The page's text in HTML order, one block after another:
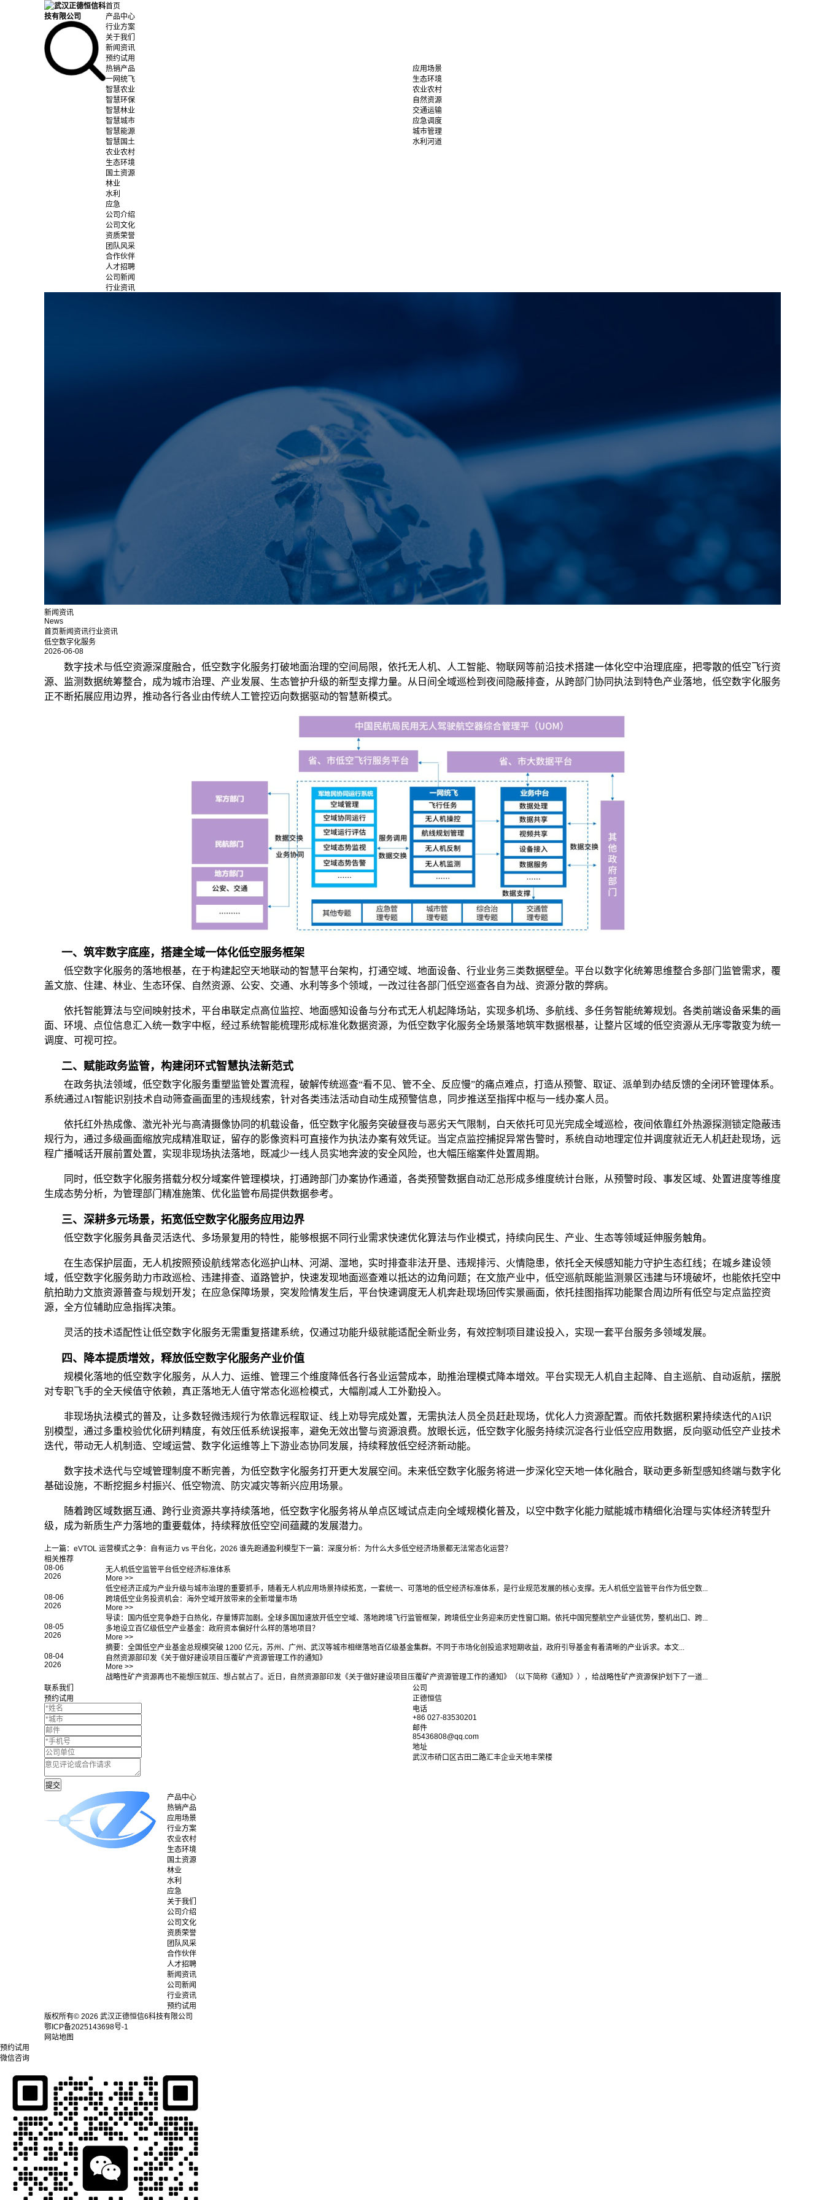
首页
产品中心
行业方案
关于我们
新闻资讯
预约试用
热销产品
一网统飞
智慧农业
智慧环保
智慧林业
智慧城市
智慧能源
智慧国土
应用场景
生态环境
农业农村
自然资源
交通运输
应急调度
城市管理
水利河道
农业农村
生态环境
国土资源
林业
水利
应急
公司介绍
公司文化
资质荣誉
团队风采
合作伙伴
人才招聘
公司新闻
行业资讯
新闻资讯
News
首页新闻资讯行业资讯
低空数字化服务
2026-06-08
数字技术与低空资源深度融合，低空数字化服务打破地面治理的空间局限，依托无人机、人工智能、物联网等前沿技术搭建一体化空中治理底座，把零散的低空飞行资
源、监测数据统筹整合，成为城市治理、产业发展、生态管护升级的新型支撑力量。从日间全域巡检到夜间隐蔽排查，从跨部门协同执法到特色产业落地，低空数字化服务
正不断拓展应用边界，推动各行各业由传统人工管控迈向数据驱动的智慧新模式。
一、筑牢数字底座，搭建全域一体化低空服务框架
低空数字化服务的落地根基，在于构建起空天地联动的智慧平台架构，打通空域、地面设备、行业业务三类数据壁垒。平台以数字化统筹思维整合多部门监管需求，覆
盖文旅、住建、林业、生态环保、自然资源、公安、交通、水利等多个领域，一改过往各部门低空巡查各自为战、资源分散的弊病。
依托智能算法与空间映射技术，平台串联定点高位监控、地面感知设备与分布式无人机起降场站，实现多机场、多航线、多任务智能统筹规划。各类前端设备采集的画
面、环境、点位信息汇入统一数字中枢，经过系统智能梳理形成标准化数据资源，为低空数字化服务全场景落地筑牢数据根基，让整片区域的低空资源从无序零散变为统一
调度、可视可控。
二、赋能政务监管，构建闭环式智慧执法新范式
在政务执法领域，低空数字化服务重塑监管处置流程，破解传统巡查“看不见、管不全、反应慢”的痛点难点，打造从预警、取证、派单到办结反馈的全闭环管理体系。
系统通过AI智能识别技术自动筛查画面里的违规线索，针对各类违法活动自动生成预警信息，同步推送至指挥中枢与一线办案人员。
依托红外热成像、激光补光与高清摄像协同的机载设备，低空数字化服务突破昼夜与恶劣天气限制，白天依托可见光完成全域巡检，夜间依靠红外热源探测锁定隐蔽违
规行为，通过多级画面缩放完成精准取证，留存的影像资料可直接作为执法办案有效凭证。当定点监控捕捉异常告警时，系统自动地理定位并调度就近无人机赶赴现场，远
程广播喊话开展前置处置，实现非现场执法落地，既减少一线人员实地奔波的安全风险，也大幅压缩案件处置周期。
同时，低空数字化服务搭载分权分域案件管理模块，打通跨部门办案协作通道，各类预警数据自动汇总形成多维度统计台账，从预警时段、事发区域、处置进度等维度
生成态势分析，为管理部门精准施策、优化监管布局提供数据参考。
三、深耕多元场景，拓宽低空数字化服务应用边界
低空数字化服务具备灵活迭代、多场景复用的特性，能够根据不同行业需求快速优化算法与作业模式，持续向民生、产业、生态等领域延伸服务触角。
在生态保护层面，无人机按照预设航线常态化巡护山林、河湖、湿地，实时排查非法开垦、违规排污、火情隐患，依托全天候感知能力守护生态红线；在城乡建设领
域，低空数字化服务助力市政巡检、违建排查、道路管护，快速发现地面巡查难以抵达的边角问题；在文旅产业中，低空巡航既能监测景区违建与环境破坏，也能依托空中
航拍助力文旅资源普查与规划开发；在应急保障场景，突发险情发生后，平台快速调度无人机奔赴现场回传实景画面，依托挂图指挥功能聚合周边所有低空与定点监控资
源，全方位辅助应急指挥决策。
灵活的技术适配性让低空数字化服务无需重复搭建系统，仅通过功能升级就能适配全新业务，有效控制项目建设投入，实现一套平台服务多领域发展。
四、降本提质增效，释放低空数字化服务产业价值
规模化落地的低空数字化服务，从人力、运维、管理三个维度降低各行各业运营成本，助推治理模式降本增效。平台实现无人机自主起降、自主巡航、自动返航，摆脱
对专职飞手的全天候值守依赖，真正落地无人值守常态化巡检模式，大幅削减人工外勤投入。
非现场执法模式的普及，让多数轻微违规行为依靠远程取证、线上劝导完成处置，无需执法人员全员赶赴现场，优化人力资源配置。而依托数据积累持续迭代的AI识
别模型，通过多重校验优化研判精度，有效压低系统误报率，避免无效出警与资源浪费。放眼长远，低空数字化服务持续沉淀各行业低空应用数据，反向驱动低空产业技术
迭代，带动无人机制造、空域运营、数字化运维等上下游业态协同发展，持续释放低空经济新动能。
数字技术迭代与空域管理制度不断完善，为低空数字化服务打开更大发展空间。未来低空数字化服务将进一步深化空天地一体化融合，联动更多新型感知终端与数字化
基础设施，不断挖掘乡村振兴、低空物流、防灾减灾等新兴应用场景。
随着跨区域数据互通、跨行业资源共享持续落地，低空数字化服务将从单点区域试点走向全域规模化普及，以空中数字化能力赋能城市精细化治理与实体经济转型升
级，成为新质生产力落地的重要载体，持续释放低空空间蕴藏的发展潜力。
上一篇： eVTOL 运营模式之争：自有运力 vs 平台化，2026 谁先跑通盈利模型 下一篇： 深度分析：为什么大多低空经济场景都无法常态化运营？
相关推荐
08-06
2026
无人机低空监管平台低空经济标准体系
More >>
低空经济正成为产业升级与城市治理的重要抓手，随着无人机应用场景持续拓宽，一套统一、可落地的低空经济标准体系，是行业规范发展的核心支撑。无人机低空监管平台作为低空数...
08-06
2026
跨境低空业务投资机会：海外空域开放带来的全新增量市场
More >>
导读：国内低空竞争趋于白热化，存量博弈加剧。全球多国加速放开低空空域、落地跨境飞行监管框架，跨境低空业务迎来历史性窗口期。依托中国完整航空产业链优势，整机出口、跨...
08-05
2026
多地设立百亿级低空产业基金：政府资本偏好什么样的落地项目？
More >>
摘要：全国低空产业基金总规模突破 1200 亿元，苏州、广州、武汉等城市相继落地百亿级基金集群。不同于市场化创投追求短期收益，政府引导基金有着清晰的产业诉求。本文...
08-04
2026
自然资源部印发《关于做好建设项目压覆矿产资源管理工作的通知》
More >>
战略性矿产资源再也不能想压就压、想占就占了。近日，自然资源部印发《关于做好建设项目压覆矿产资源管理工作的通知》（以下简称《通知》），给战略性矿产资源保护划下了一道...
联系我们
预约试用
公司
正德恒信
电话
+86 027-83530201
邮件
85436808@qq.com
地址
武汉市硚口区古田二路汇丰企业天地丰荣楼
产品中心
热销产品
应用场景
行业方案
农业农村
生态环境
国土资源
林业
水利
应急
关于我们
公司介绍
公司文化
资质荣誉
团队风采
合作伙伴
人才招聘
新闻资讯
公司新闻
行业资讯
预约试用
版权所有© 2026 武汉正德恒信6科技有限公司
鄂ICP备2025143698号-1
网站地图
预约试用
微信咨询